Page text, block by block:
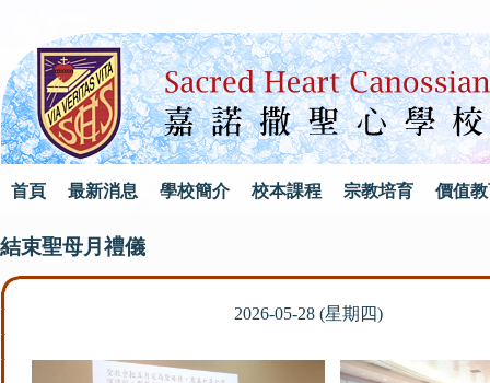
首頁 最新消息 學校簡介 校本課程 宗教培育 價值
結束聖母月禮儀
2026-05-28 (星期四)